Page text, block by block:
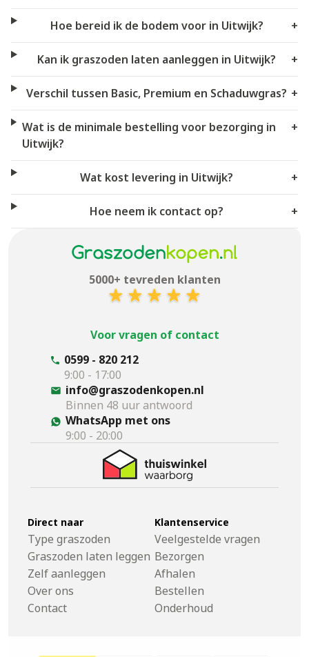
Hoe bereid ik de bodem voor in Uitwijk? +
Kan ik graszoden laten aanleggen in Uitwijk? +
Verschil tussen Basic, Premium en Schaduwgras? +
Wat is de minimale bestelling voor bezorging in
Uitwijk?
+
Wat kost levering in Uitwijk? +
Hoe neem ik contact op? +
5000+ tevreden klanten
Voor vragen of contact
0599 - 820 212
9:00 - 17:00
info@graszodenkopen.nl
Binnen 48 uur antwoord
WhatsApp met ons
9:00 - 20:00
Direct naar
Type graszoden
Graszoden laten leggen
Zelf aanleggen
Over ons
Contact
Klantenservice
Veelgestelde vragen
Bezorgen
Afhalen
Bestellen
Onderhoud